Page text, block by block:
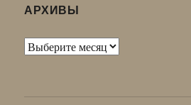
АРХИВЫ
Архивы